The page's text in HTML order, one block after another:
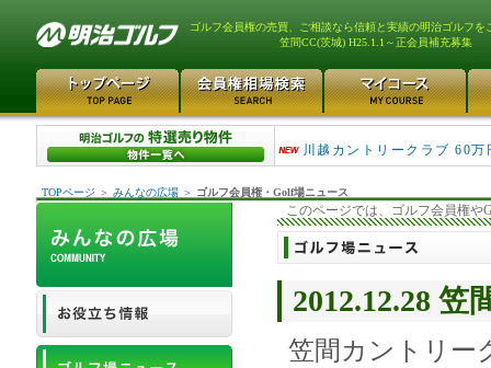
ゴルフ会員権の売買、ご相談なら信頼と実績の明治ゴルフを
笠間CC(茨城) H25.1.1～正会員補充募集
津久井湖ゴルフ倶楽部 80万
川越カントリークラブ 60万
TOPページ ＞ みんなの広場 ＞ ゴルフ会員権・Golf場ニュース
このページでは、ゴルフ会員権や
2012.12.28 笠
笠間カントリー